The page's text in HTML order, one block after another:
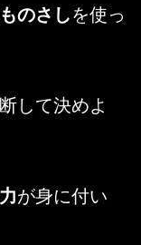
のさしを使っ
して決めよ
が身に付い